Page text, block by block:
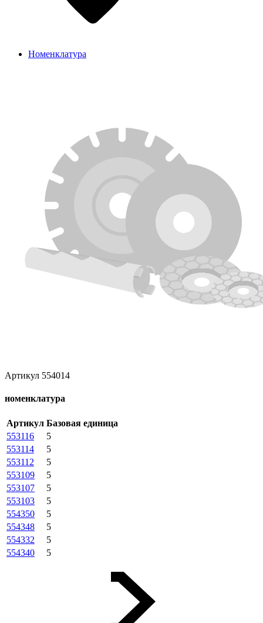
Номенклатура
Артикул 554014
номенклатура
Артикул Базовая единица
553116
5
553114
5
553112
5
553109
5
553107
5
553103
5
554350
5
554348
5
554332
5
554340
5